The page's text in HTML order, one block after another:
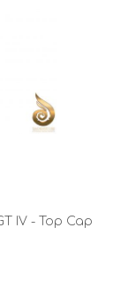
IV - Top Cap